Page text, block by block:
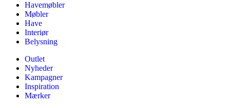
Havemøbler
Møbler
Have
Interiør
Belysning
Outlet
Nyheder
Kampagner
Inspiration
Mærker